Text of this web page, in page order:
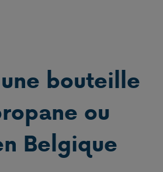
bouteille
ou
Belgique